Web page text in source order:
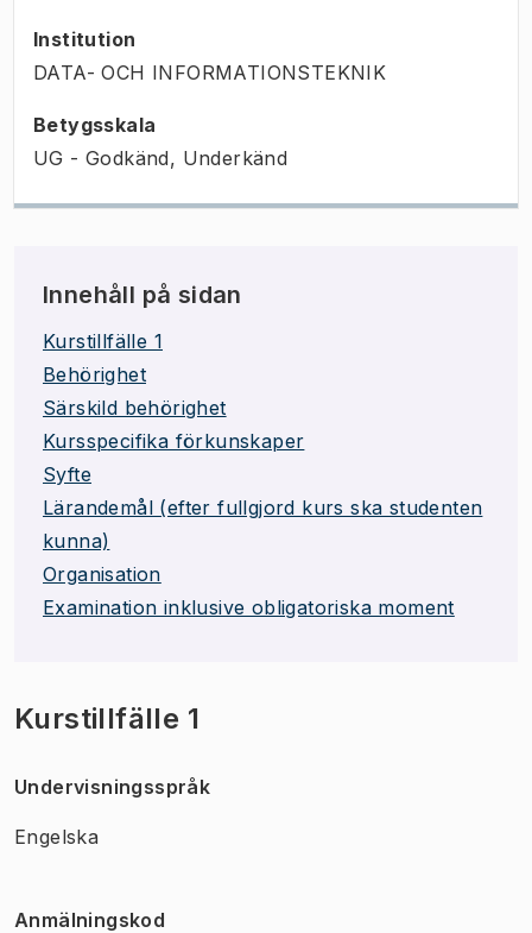
Institution
DATA- OCH INFORMATIONSTEKNIK
Betygsskala
UG - Godkänd, Underkänd
Innehåll på sidan
Kurstillfälle 1
Behörighet
Särskild behörighet
Kursspecifika förkunskaper
Syfte
Lärandemål (efter fullgjord kurs ska studenten
kunna)
Organisation
Examination inklusive obligatoriska moment
Kurstillfälle 1
Undervisningsspråk
Engelska
Anmälningskod